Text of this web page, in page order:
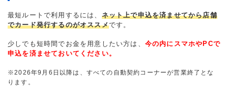
最短ルートで利用するには、 ネット上で申込を済ませてから店舗
でカード発行するのがオススメです。
少しでも短時間でお金を用意したい方は、 今の内にスマホやPCで
申込を済ませておいてください。
※2026年9月6日以降は、すべての自動契約コーナーが営業終了とな
ります。